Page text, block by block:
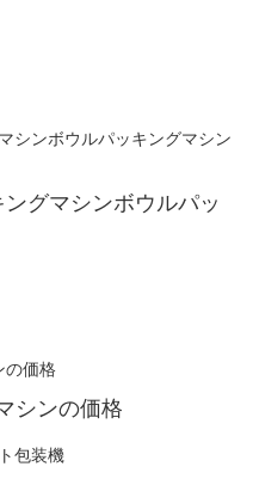
グマシンボウルパッ
シンの価格